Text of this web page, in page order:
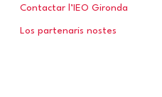
Contactar l’IEO Gironda
Los partenaris nostes